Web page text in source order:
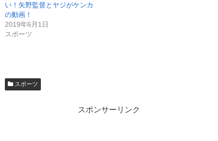
い！矢野監督とヤジがケンカ
の動画！
2019年6月1日
スポーツ
スポーツ
スポンサーリンク